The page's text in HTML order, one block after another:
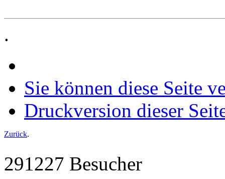
.
Sie können diese Seite
Druckversion dieser
Zurück.
291227 Besucher